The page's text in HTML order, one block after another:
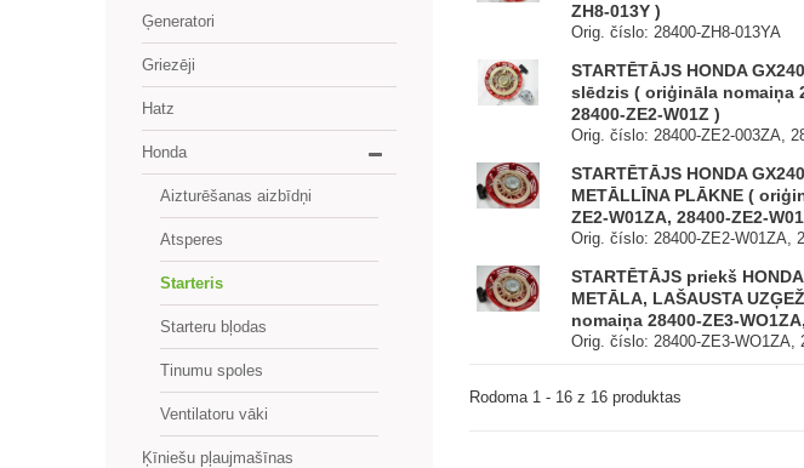
Ģeneratori
Griezēji
Hatz
Honda
Aizturēšanas aizbīdņi
Atsperes
Starteris
Starteru bļodas
Tinumu spoles
Ventilatoru vāki
Ķīniešu pļaujmašīnas
ZH8-013Y )
Orig. číslo: 28400-ZH8-013YA
STARTĒTĀJS HONDA
slēdzis ( oriģināla nomaiņa
28400-ZE2-W01Z )
Orig. číslo: 28400-ZE2-003ZA,
STARTĒTĀJS HONDA
METĀLLĪNA PLĀKNE (
ZE2-W01ZA, 28400-ZE2-
Orig. číslo: 28400-ZE2-W01ZA,
STARTĒTĀJS priekš
METĀLA, LAŠAUSTA
nomaiņa 28400-ZE3-
Orig. číslo: 28400-ZE3-WO1ZA,
Rodoma 1 - 16 z 16 produktas